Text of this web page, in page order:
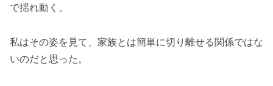
で揺れ動く。
私はその姿を見て、家族とは簡単に切り離せる関係ではな
いのだと思った。